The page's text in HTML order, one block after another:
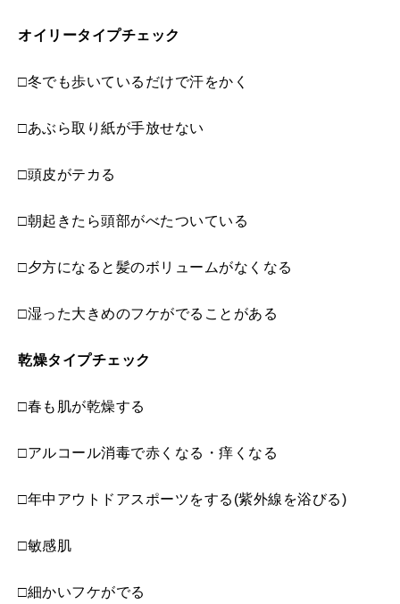
オイリータイプチェック
□冬でも歩いているだけで汗をかく
□あぶら取り紙が手放せない
□頭皮がテカる
□朝起きたら頭部がべたついている
□夕方になると髪のボリュームがなくなる
□湿った大きめのフケがでることがある
乾燥タイプチェック
□春も肌が乾燥する
□アルコール消毒で赤くなる・痒くなる
□年中アウトドアスポーツをする(紫外線を浴びる)
□敏感肌
□細かいフケがでる